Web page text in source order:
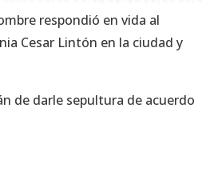
respondió en vida al
Cesar Lintón en la ciudad y
de darle sepultura de acuerdo